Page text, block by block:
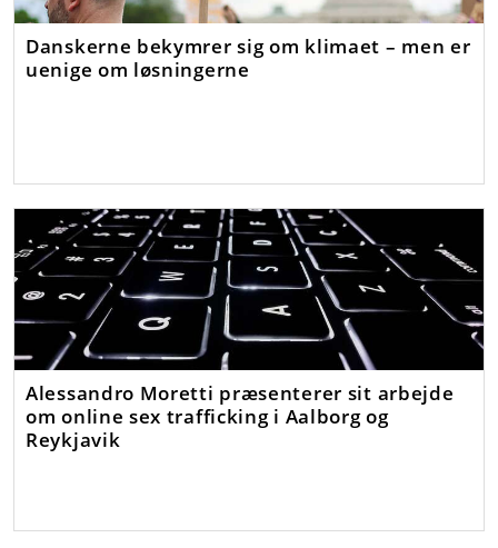
Danskerne bekymrer sig om klimaet – men er
uenige om løsningerne
Alessandro Moretti præsenterer sit arbejde
om online sex trafficking i Aalborg og
Reykjavik